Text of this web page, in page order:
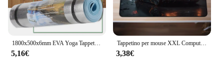
5,16€
Tappetino per mouse XXL Computer di casa Nuovi tappetini per mouse Tappetini per scrivania Tappetino per tastiera Cool Car Laptop Tappetino per mouse morbido antiscivolo per ufficio
3,38€